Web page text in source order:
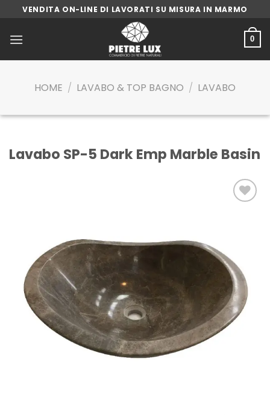
content
VENDITA ON-LINE DI LAVORATI SU MISURA IN MARMO
0
HOME / LAVABO & TOP BAGNO / LAVABO
Lavabo SP-5 Dark Emp Marble Basin
desideri